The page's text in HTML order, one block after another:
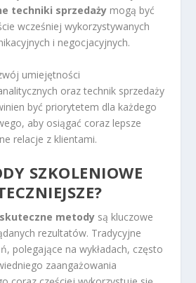
techniki sprzedaży mogą być
wcześniej wykorzystywanych
i negocjacyjnych.
umiejętności
oraz technik sprzedaży
być priorytetem dla każdego
aby osiągać coraz lepsze
relacje z klientami.
SZKOLENIOWE
skuteczne metody są kluczowe
rezultatów. Tradycyjne
polegające na wykładach, często
zaangażowania